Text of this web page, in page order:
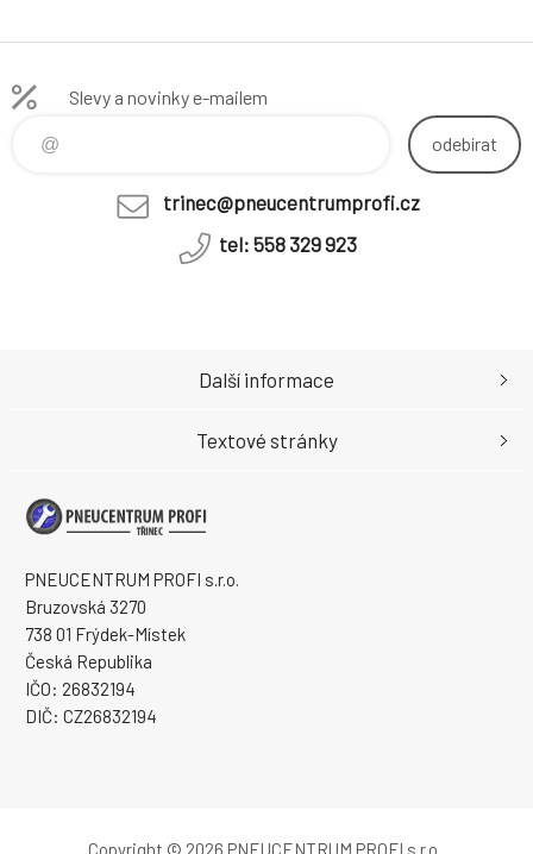
Slevy a novinky e-mailem
odebírat
trinec@pneucentrumprofi.cz
tel: 558 329 923
PNEUCENTRUM PROFI s.r.o.
Bruzovská 3270
738 01 Frýdek-Místek
Česká Republika
IČO: 26832194
DIČ: CZ26832194
Další informace
Textové stránky
Copyright © 2026 PNEUCENTRUM PROFI s.r.o.